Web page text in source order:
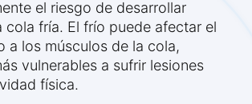
el riesgo de desarrollar
cola fría. El frío puede afectar el
a los músculos de la cola,
vulnerables a sufrir lesiones
física.